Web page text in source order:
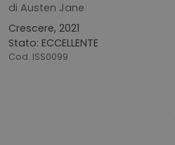
di Austen Jane
Crescere, 2021
Stato: ECCELLENTE
Cod. ISS0099